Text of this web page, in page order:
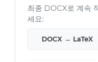
최종 DOCX로 계속
세요:
DOCX → LaTeX